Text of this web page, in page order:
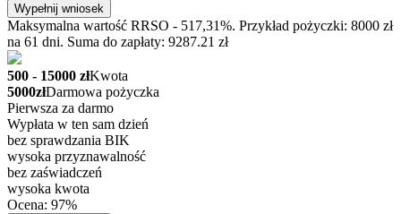
Wypełnij wniosek
Maksymalna wartość RRSO - 517,31%. Przykład pożyczki: 8000 zł
na 61 dni. Suma do zapłaty: 9287.21 zł
500 - 15000 złKwota
5000złDarmowa pożyczka
Pierwsza za darmo
Wypłata w ten sam dzień
bez sprawdzania BIK
wysoka przyznawalność
bez zaświadczeń
wysoka kwota
Ocena: 97%